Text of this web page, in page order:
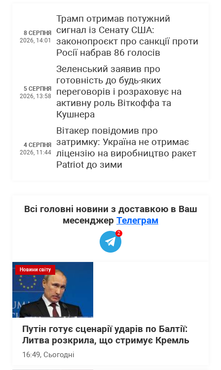
8 СЕРПНЯ
2026, 14:01
Трамп отримав потужний
сигнал із Сенату США:
законопроєкт про санкції проти
Росії набрав 86 голосів
5 СЕРПНЯ
2026, 13:58
Зеленський заявив про
готовність до будь-яких
переговорів і розраховує на
активну роль Віткоффа та
Кушнера
4 СЕРПНЯ
2026, 11:44
Вітакер повідомив про
затримку: Україна не отримає
ліцензію на виробництво ракет
Patriot до зими
Всі головні новини з доставкою в Ваш
месенджер Телеграм
2
Новини світу
Путін готує сценарії ударів по Балтії:
Литва розкрила, що стримує Кремль
16:49, Сьогодні